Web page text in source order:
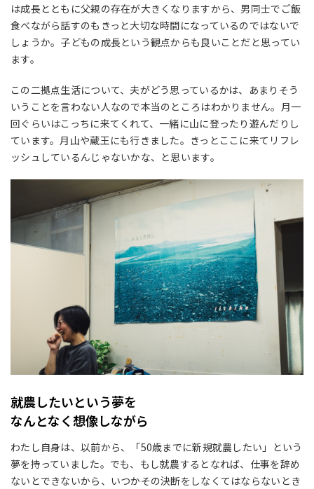
は成長とともに父親の存在が大きくなりますから、男同士でご飯
食べながら話すのもきっと大切な時間になっているのではないで
しょうか。子どもの成長という観点からも良いことだと思ってい
ます。
この二拠点生活について、夫がどう思っているかは、あまりそう
いうことを言わない人なので本当のところはわかりません。月一
回ぐらいはこっちに来てくれて、一緒に山に登ったり遊んだりし
ています。月山や蔵王にも行きました。きっとここに来てリフレ
ッシュしているんじゃないかな、と思います。
就農したいという夢を
なんとなく想像しながら
わたし自身は、以前から、「50歳までに新規就農したい」という
夢を持っていました。でも、もし就農するとなれば、仕事を辞め
ないとできないから、いつかその決断をしなくてはならないとき